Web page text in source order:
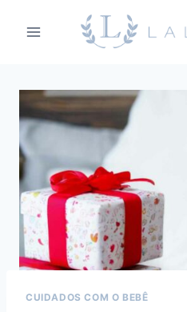
para
CUIDADOS COM O BEBÊ